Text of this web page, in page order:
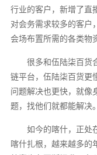
行业的客户，新增了直
对会务需求较多的客户
会场布置所需的各类物
很多和伍陆柒百货
链平台，伍陆柒百货更
问题解决也更快，就像
题，找他们就都能解决。
如今的喀什，正处
喀什扎根，越来越多的